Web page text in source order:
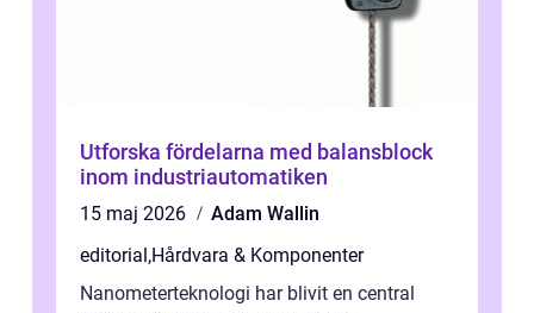
Utforska fördelarna med balansblock
inom industriautomatiken
15 maj 2026
Adam Wallin
editorial,Hårdvara & Komponenter
Nanometerteknologi har blivit en central